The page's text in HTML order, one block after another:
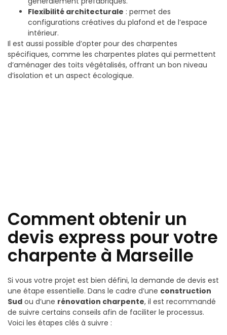
Flexibilité architecturale : permet des
configurations créatives du plafond et de l’espace
intérieur.
Il est aussi possible d’opter pour des charpentes
spécifiques, comme les charpentes plates qui permettent
d’aménager des toits végétalisés, offrant un bon niveau
d’isolation et un aspect écologique.
Comment obtenir un
devis express pour votre
charpente à Marseille
Si vous votre projet est bien défini, la demande de devis est
une étape essentielle. Dans le cadre d’une construction
Sud ou d’une rénovation charpente, il est recommandé
de suivre certains conseils afin de faciliter le processus.
Voici les étapes clés à suivre :